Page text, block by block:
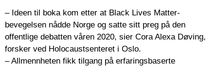
– Ideen til boka kom etter at Black Lives Matter-
bevegelsen nådde Norge og satte sitt preg på den
offentlige debatten våren 2020, sier Cora Alexa Døving,
forsker ved Holocaustsenteret i Oslo.
– Allmennheten fikk tilgang på erfaringsbaserte